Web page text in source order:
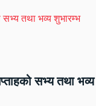
सभ्य तथा भव्य